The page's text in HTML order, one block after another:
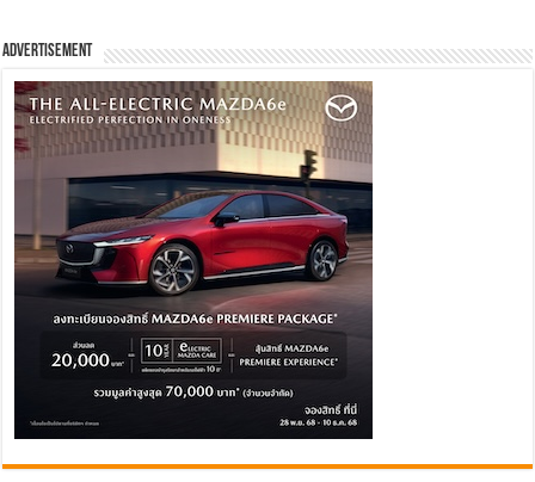
Advertisement